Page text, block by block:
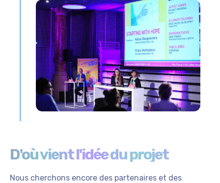
D'où vient l'idée du projet
Nous cherchons encore des partenaires et des